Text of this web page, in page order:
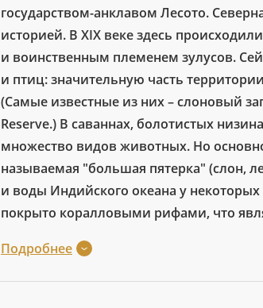
государством-анклавом Лесото.
историей. В XIX веке здесь
и воинственным племенем зулусов.
и птиц: значительную часть
(Самые известные из них – слоновый
Reserve.) В саваннах, болотистых
множество видов животных. Но
называемая "большая пятерка" (слон,
и воды Индийского океана у
покрыто коралловыми рифами, что
Подробнее